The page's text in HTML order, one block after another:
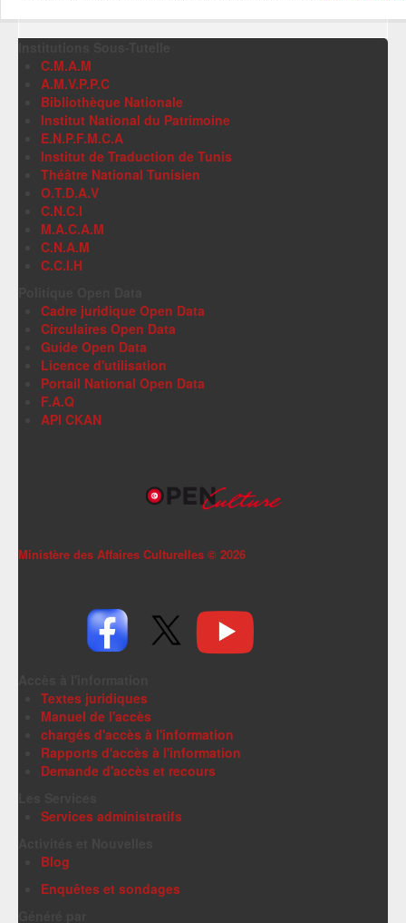
C.M.A.M
A.M.V.P.P.C
Bibliothèque Nationale
Institut National du Patrimoine
E.N.P.F.M.C.A
Institut de Traduction de Tunis
Théâtre National Tunisien
O.T.D.A.V
C.N.C.I
M.A.C.A.M
C.N.A.M
C.C.I.H
Cadre juridique Open Data
Circulaires Open Data
Guide Open Data
Licence d'utilisation
Portail National Open Data
F.A.Q
API CKAN
Ministère des Affaires Culturelles © 2026
Textes juridiques
Manuel de l'accès
chargés d'accès à l'information
Rapports d'accès à l'information
Demande d'accès et recours
Services administratifs
Blog
Enquêtes et sondages